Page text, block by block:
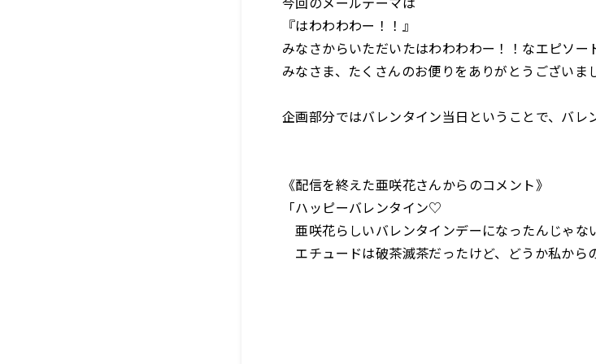
『はわわわわー！！』
みなさからいただいたはわわわわー！！なエピソー
みなさま、たくさんのお便りをありがとうございま
企画部分ではバレンタイン当日ということで、バレ
《配信を終えた亜咲花さんからのコメント》
「ハッピーバレンタイン♡
亜咲花らしいバレンタインデーになったんじゃ
エチュードは破茶滅茶だったけど、どうか私から